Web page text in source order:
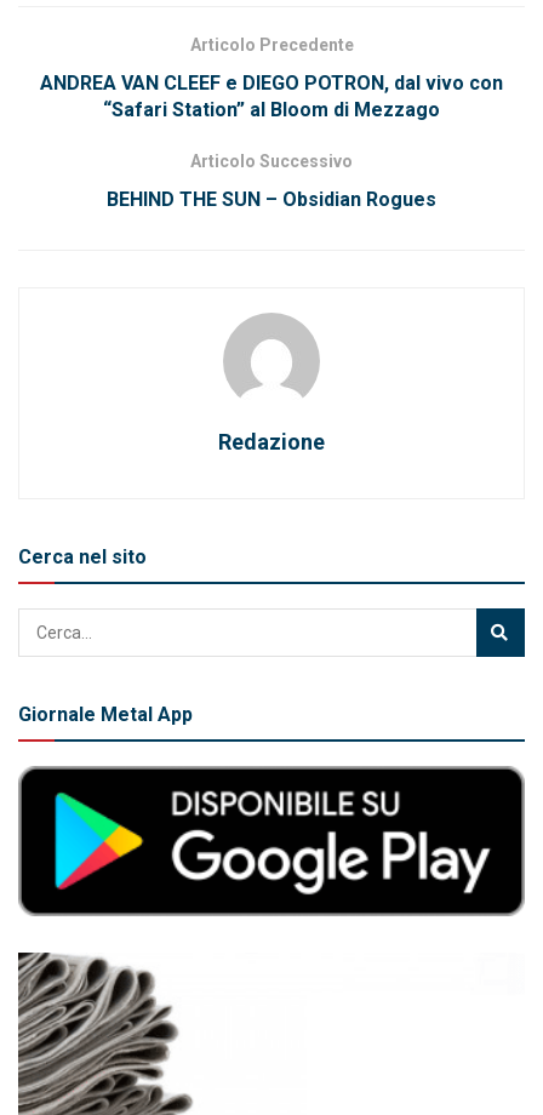
Articolo Precedente
ANDREA VAN CLEEF e DIEGO POTRON, dal vivo con
“Safari Station” al Bloom di Mezzago
Articolo Successivo
BEHIND THE SUN – Obsidian Rogues
Redazione
Cerca nel sito
Giornale Metal App